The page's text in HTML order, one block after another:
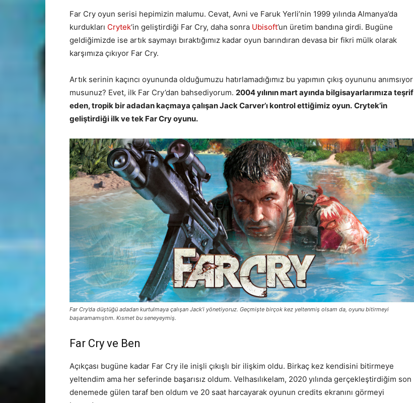
Far Cry oyun serisi hepimizin malumu. Cevat, Avni ve Faruk Yerli’nin 1999 yılında Almanya’da
kurdukları Crytek‘in geliştirdiği Far Cry, daha sonra Ubisoft’un üretim bandına girdi. Bugüne
geldiğimizde ise artık saymayı bıraktığımız kadar oyun barındıran devasa bir fikri mülk olarak
karşımıza çıkıyor Far Cry.
Artık serinin kaçıncı oyununda olduğumuzu hatırlamadığımız bu yapımın çıkış oyununu anımsıyor
musunuz? Evet, ilk Far Cry’dan bahsediyorum. 2004 yılının mart ayında bilgisayarlarımıza teşrif
eden, tropik bir adadan kaçmaya çalışan Jack Carver’ı kontrol ettiğimiz oyun. Crytek’in
geliştirdiği ilk ve tek Far Cry oyunu.
Far Cry’da düştüğü adadan kurtulmaya çalışan Jack’i yönetiyoruz. Geçmişte birçok kez yeltenmiş olsam da, oyunu bitirmeyi
başaramamıştım. Kısmet bu seneyeymiş.
Far Cry ve Ben
Açıkçası bugüne kadar Far Cry ile inişli çıkışlı bir ilişkim oldu. Birkaç kez kendisini bitirmeye
yeltendim ama her seferinde başarısız oldum. Velhasılıkelam, 2020 yılında gerçekleştirdiğim son
denemede gülen taraf ben oldum ve 20 saat harcayarak oyunun credits ekranını görmeyi